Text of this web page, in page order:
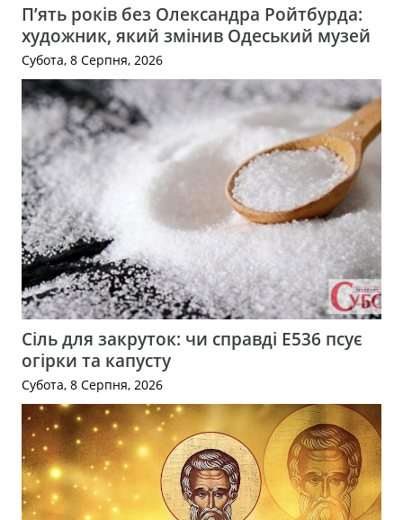
П’ять років без Олександра Ройтбурда:
художник, який змінив Одеський музей
Субота, 8 Серпня, 2026
Сіль для закруток: чи справді Е536 псує
огірки та капусту
Субота, 8 Серпня, 2026